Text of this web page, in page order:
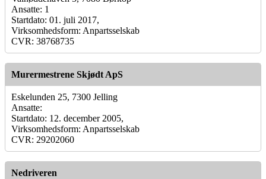
Ansatte: 1
Startdato: 01. juli 2017,
Virksomhedsform: Anpartsselskab
CVR: 38768735
Murermestrene Skjødt ApS
Eskelunden 25, 7300 Jelling
Ansatte:
Startdato: 12. december 2005,
Virksomhedsform: Anpartsselskab
CVR: 29202060
Nedriveren